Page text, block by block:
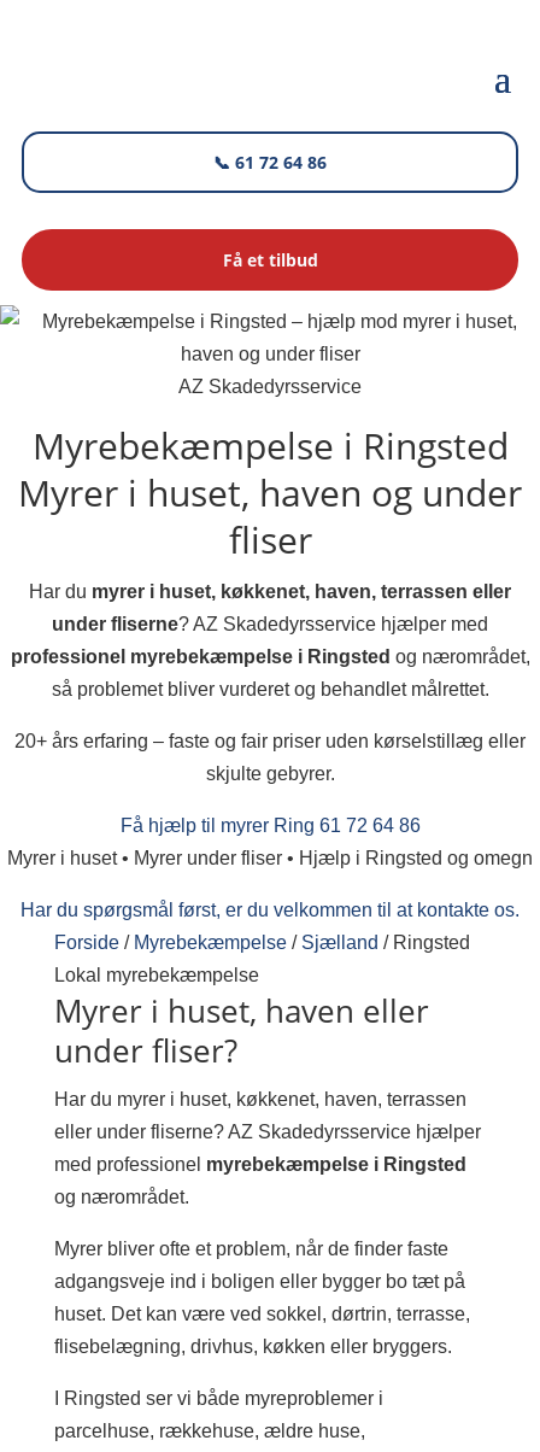
📞 61 72 64 86
Få et tilbud
AZ Skadedyrsservice
Myrebekæmpelse i Ringsted
Myrer i huset, haven og under
fliser
Har du myrer i huset, køkkenet, haven, terrassen eller
under fliserne? AZ Skadedyrsservice hjælper med
professionel myrebekæmpelse i Ringsted og nærområdet,
så problemet bliver vurderet og behandlet målrettet.
20+ års erfaring – faste og fair priser uden kørselstillæg eller
skjulte gebyrer.
Få hjælp til myrer Ring 61 72 64 86
Myrer i huset • Myrer under fliser • Hjælp i Ringsted og omegn
Har du spørgsmål først, er du velkommen til at kontakte os.
Forside / Myrebekæmpelse / Sjælland / Ringsted
Lokal myrebekæmpelse
Myrer i huset, haven eller
under fliser?
Har du myrer i huset, køkkenet, haven, terrassen
eller under fliserne? AZ Skadedyrsservice hjælper
med professionel myrebekæmpelse i Ringsted
og nærområdet.
Myrer bliver ofte et problem, når de finder faste
adgangsveje ind i boligen eller bygger bo tæt på
huset. Det kan være ved sokkel, dørtrin, terrasse,
flisebelægning, drivhus, køkken eller bryggers.
I Ringsted ser vi både myreproblemer i
parcelhuse, rækkehuse, ældre huse,